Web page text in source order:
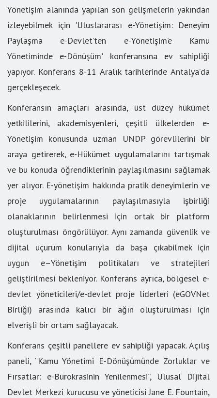
Yönetişim alanında yapılan son gelişmelerin yakından
izleyebilmek için 'Uluslararası e-Yönetişim: Deneyim
Paylaşma e-Devlet’ten e-Yönetişim’e Kamu
Yönetiminde e-Dönüşüm' konferansına ev sahipliği
yapıyor. Konferans 8-11 Aralık tarihlerinde Antalya’da
gerçekleşecek.
Konferansın amaçları arasında, üst düzey hükümet
yetkililerini, akademisyenleri, çeşitli ülkelerden e-
Yönetişim konusunda uzman UNDP görevlilerini bir
araya getirerek, e-Hükümet uygulamalarını tartışmak
ve bu konuda öğrendiklerinin paylaşılmasını sağlamak
yer alıyor. E-yönetişim hakkında pratik deneyimlerin ve
proje uygulamalarının paylaşılmasıyla işbirliği
olanaklarının belirlenmesi için ortak bir platform
oluşturulması öngörülüyor. Aynı zamanda güvenlik ve
dijital uçurum konularıyla da başa çıkabilmek için
uygun e–Yönetişim politikaları ve stratejileri
geliştirilmesi bekleniyor. Konferans ayrıca, bölgesel e-
devlet yöneticileri/e-devlet proje liderleri (eGOVNet
Birliği) arasında kalıcı bir ağın oluşturulması için
elverişli bir ortam sağlayacak.
Konferans çeşitli panellere ev sahipliği yapacak. Açılış
paneli, “Kamu Yönetimi E-Dönüşümünde Zorluklar ve
Fırsatlar: e-Bürokrasinin Yenilenmesi”, Ulusal Dijital
Devlet Merkezi kurucusu ve yöneticisi Jane E. Fountain,